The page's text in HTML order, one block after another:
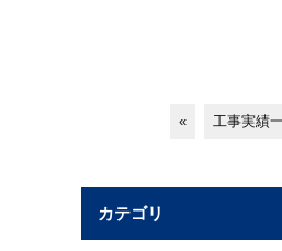
« 工事実績
カテゴリ